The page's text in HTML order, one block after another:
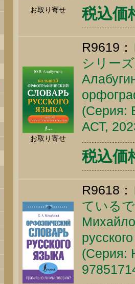
お取り寄せ 税込価
お取り寄せ
R9619：
シリー
(Серия:
АСТ,
税込価
R9618：
ている
(Серия: